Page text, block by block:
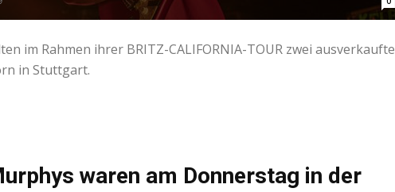
im Rahmen ihrer BRITZ-CALIFORNIA-TOUR zwei ausverkaufte
in Stuttgart.
waren am Donnerstag in der